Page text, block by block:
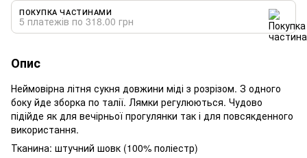
ПОКУПКА ЧАСТИНАМИ
5 платежів по 318.00 грн
Опис
Неймовірна літня сукня довжини міді з розрізом. З одного
боку йде зборка по талії. Лямки регулюються. Чудово
підійде як для вечірньої прогулянки так і для повсякденного
використання.
Тканина: штучний шовк (100% поліестр)